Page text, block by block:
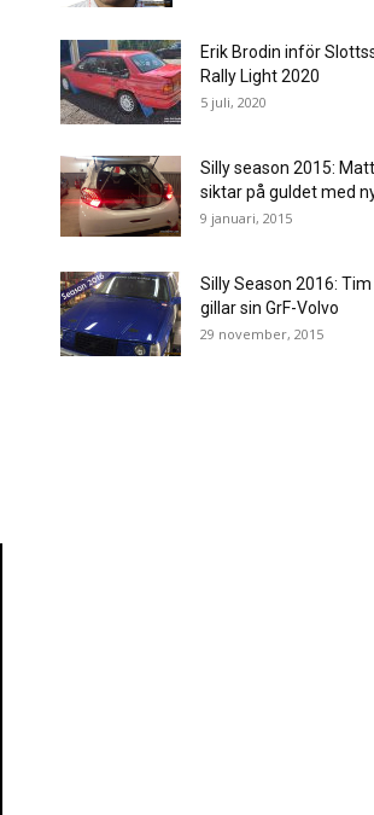
Erik Brodin inför
Rally Light 2020
5 juli, 2020
Silly season 2015:
siktar på guldet med
9 januari, 2015
Silly Season 2016:
gillar sin GrF-Volvo
29 november, 2015